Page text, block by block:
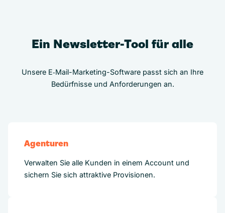
Ein Newsletter-Tool für alle
Unsere E‑Mail-Marketing-Software passt sich an Ihre
Bedürfnisse und Anforderungen an.
Agenturen
Verwalten Sie alle Kunden in einem Account und
sichern Sie sich attraktive Provisionen.